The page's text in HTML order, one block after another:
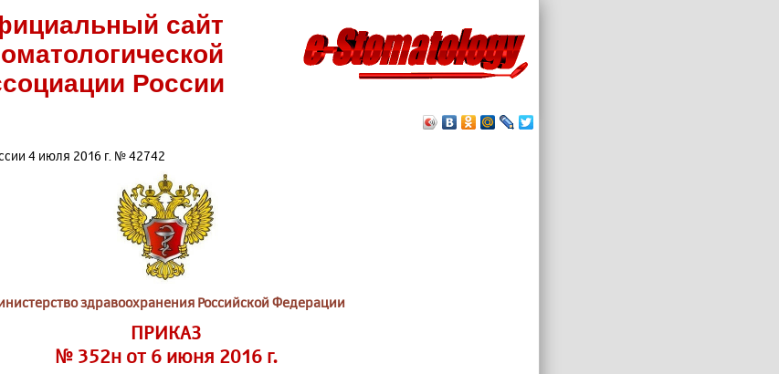
сайт
России
4 июля 2016 г. № 42742
здравоохранения Российской Федерации
ПРИКАЗ
№ 352н от 6 июня 2016 г.